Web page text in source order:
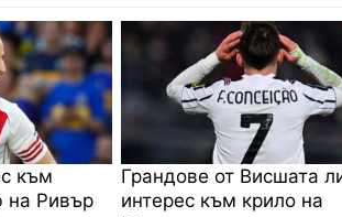
към
на Ривър
Грандове от Висшата
интерес към крило на